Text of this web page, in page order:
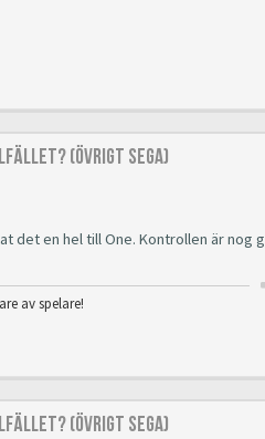
(Övrigt Sega)
det en hel till One. Kontrollen är
av spelare!
(Övrigt Sega)